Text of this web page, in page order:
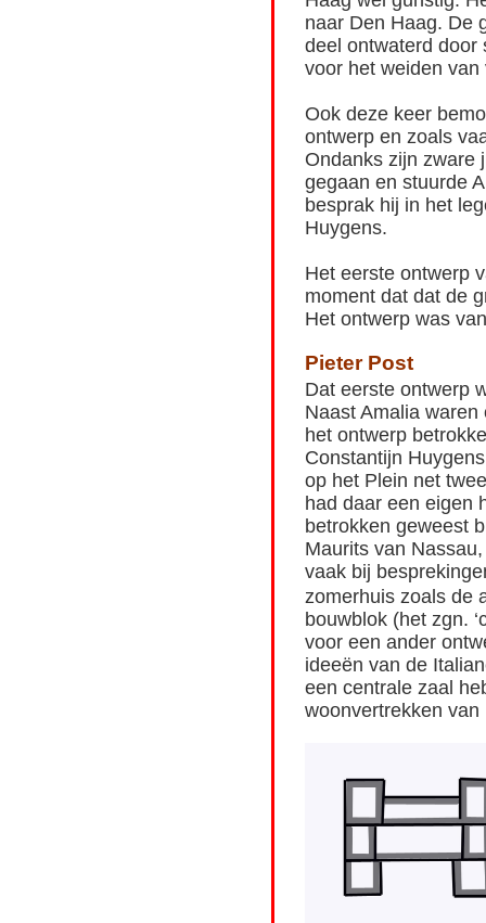
naar Den Haag. De
deel ontwaterd door
voor het weiden van
Ook deze keer
ontwerp en zoals
Ondanks zijn zware
gegaan en stuurde
besprak hij in het
Huygens.
Het eerste ontwerp
moment dat dat de
Het ontwerp was
Pieter Post
Dat eerste ontwerp
Naast Amalia
het ontwerp
Constantijn
op het Plein net
had daar een eigen
betrokken geweest
Maurits van
vaak bij
zomerhuis zoals de
bouwblok (het zgn.
voor een ander
ideeën van de
een centrale zaal
woonvertrekken van